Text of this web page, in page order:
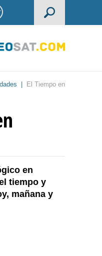
El Tiempo en
en
tiempo y
mañana y